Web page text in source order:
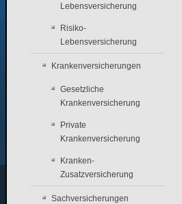
Lebensversicherung
Risiko-
Lebensversicherung
Krankenversicherungen
Gesetzliche
Krankenversicherung
Private
Krankenversicherung
Kranken-
Zusatzversicherung
Sachversicherungen